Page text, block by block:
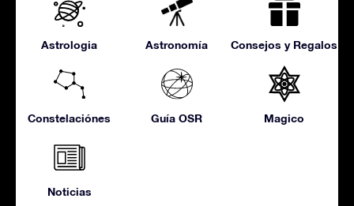
Astrologia Astronomía Consejos y Regalos
Constelaciónes Guía OSR Magico
Noticias